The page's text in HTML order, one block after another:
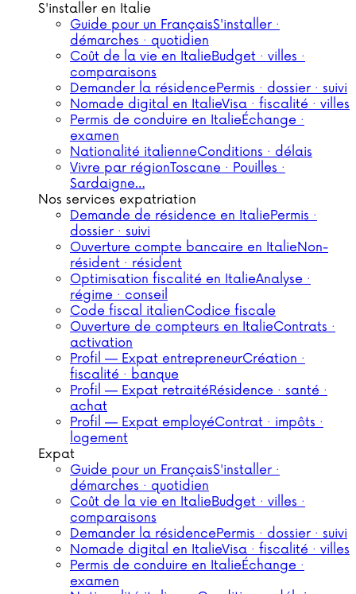
S'installer en Italie
Guide pour un FrançaisS'installer ·
démarches · quotidien
Coût de la vie en ItalieBudget · villes ·
comparaisons
Demander la résidencePermis · dossier · suivi
Nomade digital en ItalieVisa · fiscalité · villes
Permis de conduire en ItalieÉchange ·
examen
Nationalité italienneConditions · délais
Vivre par régionToscane · Pouilles ·
Sardaigne…
Nos services expatriation
Demande de résidence en ItaliePermis ·
dossier · suivi
Ouverture compte bancaire en ItalieNon-
résident · résident
Optimisation fiscalité en ItalieAnalyse ·
régime · conseil
Code fiscal italienCodice fiscale
Ouverture de compteurs en ItalieContrats ·
activation
Profil — Expat entrepreneurCréation ·
fiscalité · banque
Profil — Expat retraitéRésidence · santé ·
achat
Profil — Expat employéContrat · impôts ·
logement
Expat
Guide pour un FrançaisS'installer ·
démarches · quotidien
Coût de la vie en ItalieBudget · villes ·
comparaisons
Demander la résidencePermis · dossier · suivi
Nomade digital en ItalieVisa · fiscalité · villes
Permis de conduire en ItalieÉchange ·
examen